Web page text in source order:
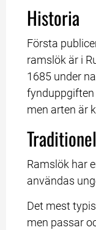
Historia
Första
ramslök är i
1685 under
fynduppgiften
men arten är
Ramslök har
användas
Det mest
men passar